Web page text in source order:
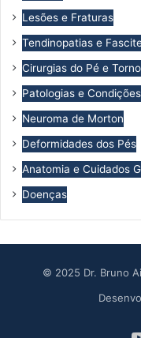
Lesões e Fraturas
Tendinopatias e
Cirurgias do Pé e
Patologias e
Neuroma de Morton
Deformidades dos Pés
Anatomia e Cuidados
Doenças
© 2025 Dr. Bruno